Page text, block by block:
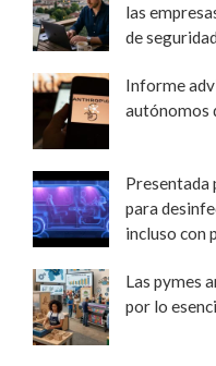
las
de seguridad
Informe
autónomos
Presentada
para
incluso con
Las pymes
por lo